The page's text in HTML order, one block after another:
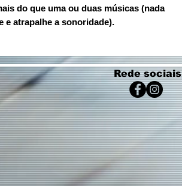
do que uma ou duas músicas (nada
e atrapalhe a sonoridade).
Rede sociais